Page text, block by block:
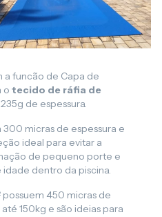
a funcão de Capa de
o tecido de ráfia de
de espessura.
micras de espessura e
ideal para evitar a
de pequeno porte e
idade dentro da piscina.
possuem 450 micras de
150kg e são ideias para